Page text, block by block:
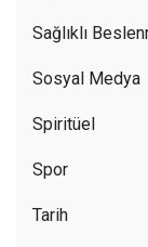
Sağlıklı
Sosyal Medya
Spiritüel
Spor
Tarih